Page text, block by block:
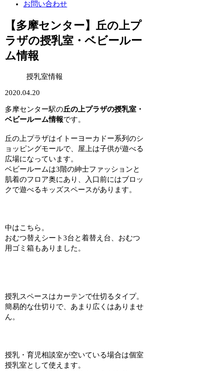
お問い合わせ
【多摩センター】丘の上プ
ラザの授乳室・ベビールー
ム情報
授乳室情報
2020.04.20
多摩センター駅の丘の上プラザの授乳室・
ベビールーム情報です。
丘の上プラザはイトーヨーカドー系列のシ
ョッピングモールで、屋上は子供が遊べる
広場になっています。
ベビールームは3階の紳士ファッションと
肌着のフロア奥にあり、入口前にはブロッ
クで遊べるキッズスペースがあります。
中はこちら。
おむつ替えシート3台と着替え台、おむつ
用ゴミ箱もありました。
授乳スペースはカーテンで仕切るタイプ。
簡易的な仕切りで、あまり広くはありませ
ん。
授乳・育児相談室が空いている場合は個室
授乳室として使えます。